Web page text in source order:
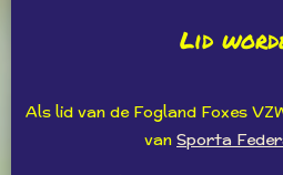
Lid
Als lid van de Fogland Foxes
van Sporta